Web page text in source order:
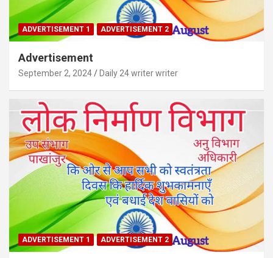
ADVERTISEMENT 1 ADVERTISEMENT 2
Advertisement
September 2, 2024 Daily 24 writer writer
ADVERTISEMENT 1 ADVERTISEMENT 2